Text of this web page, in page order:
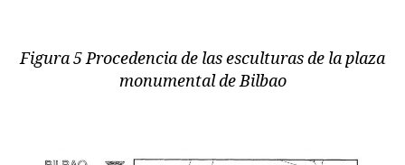
Figura 5 Procedencia de las esculturas de la plaza
monumental de Bilbao